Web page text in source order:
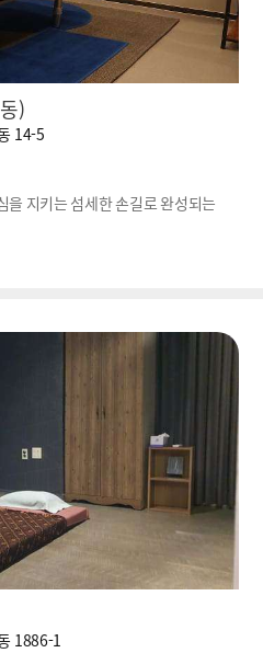
)
14-5
지키는 섬세한 손길로 완성되는
1886-1